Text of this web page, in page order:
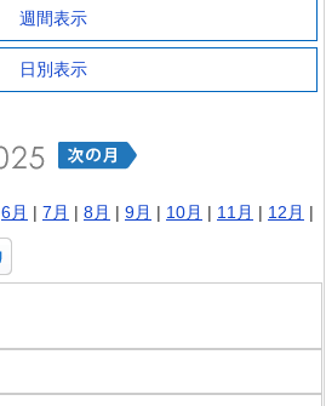
週間表示
日別表示
6月 | 7月 | 8月 | 9月 | 10月 | 11月 | 12月 |